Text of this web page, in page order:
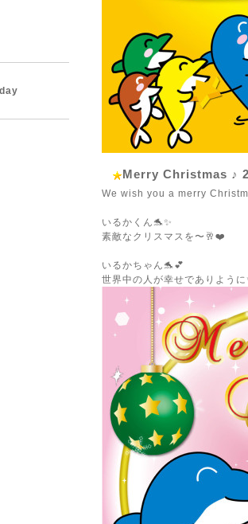
Merry Christmas ♪
We wish you a merry
いるかくん🐬✨
素敵なクリスマスを〜🥂❤️
いるかちゃん🐬💕
世界中の人が幸せでありように